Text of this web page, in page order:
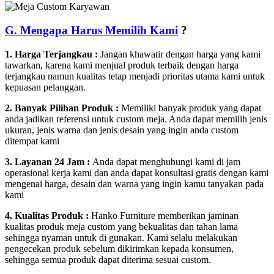
G. Mengapa Harus Memilih Kami ?
1. Harga Terjangkau : Jangan khawatir dengan harga yang kami
tawarkan, karena kami menjual produk terbaik dengan harga
terjangkau namun kualitas tetap menjadi prioritas utama kami untuk
kepuasan pelanggan.
2. Banyak Pilihan Produk : Memiliki banyak produk yang dapat
anda jadikan referensi untuk custom meja. Anda dapat memilih jenis
ukuran, jenis warna dan jenis desain yang ingin anda custom
ditempat kami
3. Layanan 24 Jam : Anda dapat menghubungi kami di jam
operasional kerja kami dan anda dapat konsultasi gratis dengan kami
mengenai harga, desain dan warna yang ingin kamu tanyakan pada
kami
4. Kualitas Produk : Hanko Furniture memberikan jaminan
kualitas produk meja custom yang bekualitas dan tahan lama
sehingga nyaman untuk di gunakan. Kami selalu melakukan
pengecekan produk sebelum dikirimkan kepada konsumen,
sehingga semua produk dapat diterima sesuai custom.